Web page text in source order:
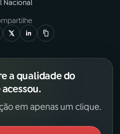
Nacional
a qualidade do
em apenas um clique.